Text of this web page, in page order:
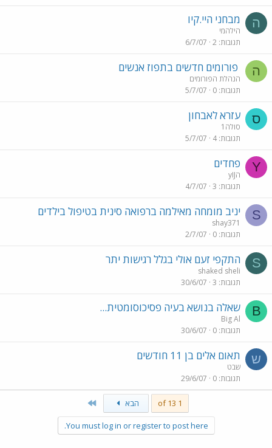
ה מבחני היי.קיו
הילהמי
תגובות 2
6/7/07
ה פורומים חדשים בתפוז אנשים
הנהלת הפורומים
תגובות 0
5/7/07
ס עזרא לאבחון
סולה1
תגובות 4
5/7/07
Y פחדים
yIJה
תגובות 3
4/7/07
S יניב מומחה מאילמה ברפואה סינית בטיפול בילדים
shay371
תגובות 0
2/7/07
S התקפי זעם אולי בגלל רגישות יתר
shaked sheli
תגובות 3
30/6/07
B שאלה בנושא בעיה פסיכוסומטית...
Big Al
תגובות 0
30/6/07
ש תאום אלים בן 11 חודשים
שבט
תגובות 0
29/6/07
1 of 13 הבא
You must log in or register to post here.